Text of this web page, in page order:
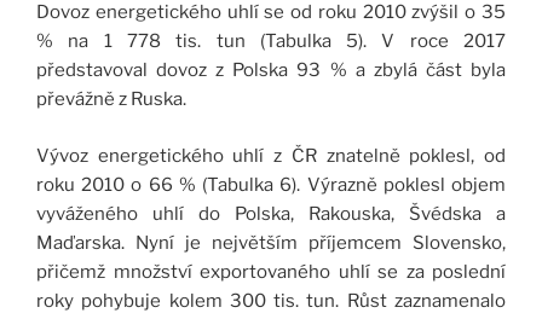
Dovoz energetického uhlí se od roku 2010 zvýšil o 35
% na 1 778 tis. tun (Tabulka 5). V roce 2017
představoval dovoz z Polska 93 % a zbylá část byla
převážně z Ruska.
Vývoz energetického uhlí z ČR znatelně poklesl, od
roku 2010 o 66 % (Tabulka 6). Výrazně poklesl objem
vyváženého uhlí do Polska, Rakouska, Švédska a
Maďarska. Nyní je největším příjemcem Slovensko,
přičemž množství exportovaného uhlí se za poslední
roky pohybuje kolem 300 tis. tun. Růst zaznamenalo